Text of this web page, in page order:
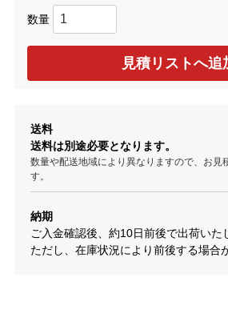
数量
送料
送料は別途必要となります。
数量や配送地域により異なりますので、お見
す。
納期
ご入金確認後、約10日前後で出荷いた
ただし、在庫状況により前後する場合